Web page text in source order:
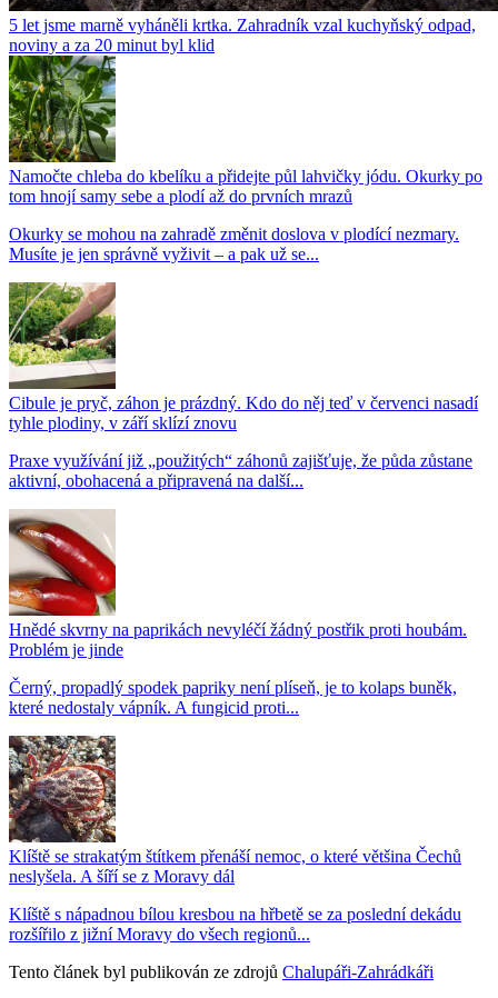
5 let jsme marně vyháněli krtka. Zahradník vzal kuchyňský odpad,
noviny a za 20 minut byl klid
Namočte chleba do kbelíku a přidejte půl lahvičky jódu. Okurky po
tom hnojí samy sebe a plodí až do prvních mrazů
Okurky se mohou na zahradě změnit doslova v plodící nezmary.
Musíte je jen správně vyživit – a pak už se...
Cibule je pryč, záhon je prázdný. Kdo do něj teď v červenci nasadí
tyhle plodiny, v září sklízí znovu
Praxe využívání již „použitých“ záhonů zajišťuje, že půda zůstane
aktivní, obohacená a připravená na další...
Hnědé skvrny na paprikách nevyléčí žádný postřik proti houbám.
Problém je jinde
Černý, propadlý spodek papriky není plíseň, je to kolaps buněk,
které nedostaly vápník. A fungicid proti...
Klíště se strakatým štítkem přenáší nemoc, o které většina Čechů
neslyšela. A šíří se z Moravy dál
Klíště s nápadnou bílou kresbou na hřbetě se za poslední dekádu
rozšířilo z jižní Moravy do všech regionů...
Tento článek byl publikován ze zdrojů Chalupáři-Zahrádkáři